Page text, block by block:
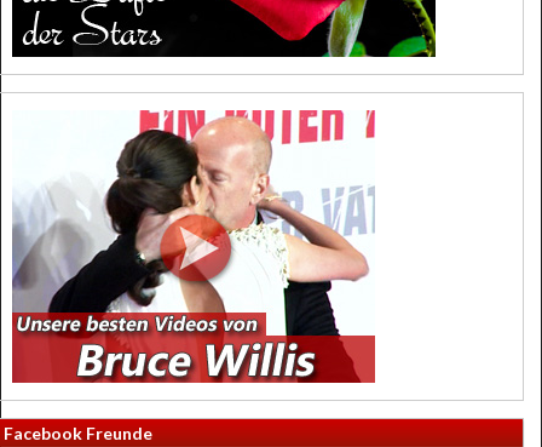
Facebook Freunde